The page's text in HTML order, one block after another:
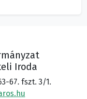
Iroda
67. fszt. 3/1.